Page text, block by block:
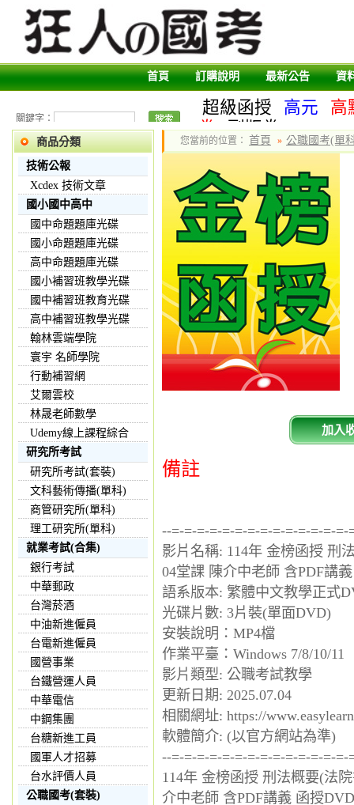
首頁 訂購說明 最新公告 資
關鍵字：
超級函授 高元
高
卷
副版卷
商品分類
技術公報
Xcdex 技術文章
國小國中高中
國中命題題庫光碟
國小命題題庫光碟
高中命題題庫光碟
國小補習班教學光碟
國中補習班教育光碟
高中補習班教學光碟
翰林雲端學院
寰宇 名師學院
行動補習網
艾爾雲校
林晟老師數學
Udemy線上課程綜合
研究所考試
研究所考試(套裝)
文科藝術傳播(單科)
商管研究所(單科)
理工研究所(單科)
就業考試(合集)
銀行考試
中華郵政
台灣菸酒
中油新進僱員
台電新進僱員
國營事業
台鐵營運人員
中華電信
中鋼集團
台糖新進工員
國軍人才招募
台水評價人員
公職國考(套裝)
您當前的位置： 首頁 » 公職國考(單
加入
備註
--=-=-=-=-=-=-=-=-=-=-=-=-=-
影片名稱: 114年 金榜函授 刑
04堂課 陳介中老師 含PDF講義
語系版本: 繁體中文教學正式
光碟片數: 3片裝(單面DVD)
安裝說明：MP4檔
作業平臺：Windows 7/8/10/11
影片類型: 公職考試教學
更新日期: 2025.07.04
相關網址: https://
軟體簡介: (以官方網站為準)
--=-=-=-=-=-=-=-=-=-=-=-=-=-
114年 金榜函授 刑法概要(法
介中老師 含PDF講義 函授